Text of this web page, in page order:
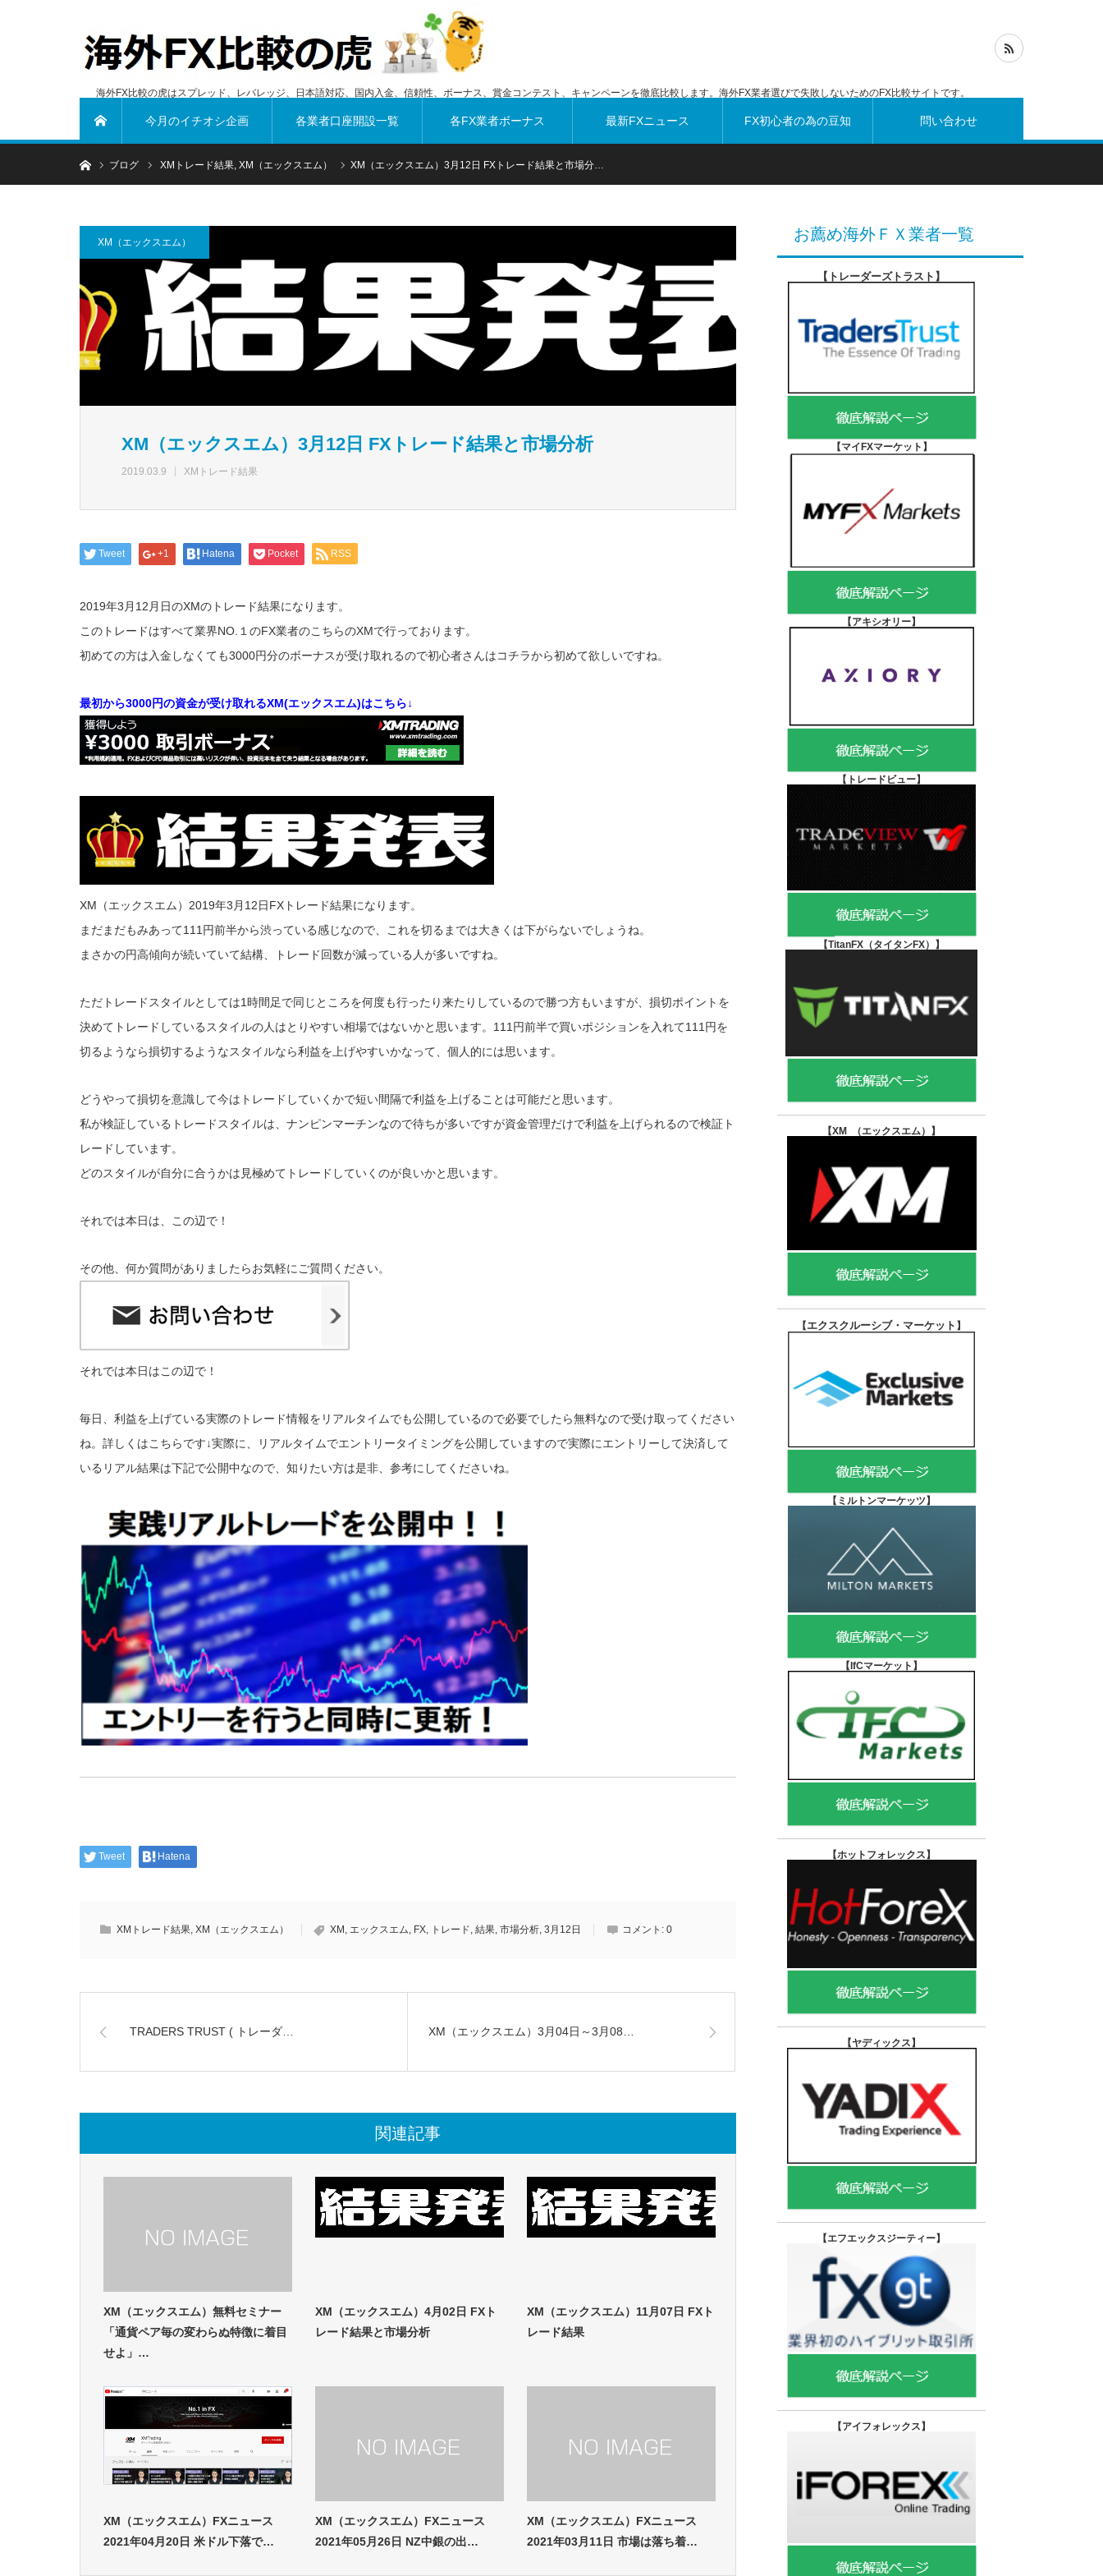
海外FX比較の虎はスプレッド、レバレッジ、日本語対応、国内入金、信頼性、ボーナス、賞金コンテスト、キャンペーンを徹底比較します。海外FX業者選びで失敗しないためのFX比較サイトです。
今月のイチオシ企画 各業者口座開設一覧 各FX業者ボーナス 最新FXニュース FX初心者の為の豆知 問い合わせ
ホームブログ XMトレード結果, XM（エックスエム） XM（エックスエム）3月12日 FXトレード結果と市場分…
XM（エックスエム）
XM（エックスエム）3月12日 FXトレード結果と市場分析
2019.03.9 XMトレード結果
Tweet +1 Hatena Pocket RSS
2019年3月12月日のXMのトレード結果になります。
このトレードはすべて業界NO.１のFX業者のこちらのXMで行っております。
初めての方は入金しなくても3000円分のボーナスが受け取れるので初心者さんはコチラから初めて欲しいですね。
最初から3000円の資金が受け取れるXM(エックスエム)はこちら↓
XM（エックスエム）2019年3月12日FXトレード結果になります。
まだまだもみあって111円前半から渋っている感じなので、これを切るまでは大きくは下がらないでしょうね。
まさかの円高傾向が続いていて結構、トレード回数が減っている人が多いですね。
ただトレードスタイルとしては1時間足で同じところを何度も行ったり来たりしているので勝つ方もいますが、損切ポイントを
決めてトレードしているスタイルの人はとりやすい相場ではないかと思います。111円前半で買いポジションを入れて111円を
切るようなら損切するようなスタイルなら利益を上げやすいかなって、個人的には思います。
どうやって損切を意識して今はトレードしていくかで短い間隔で利益を上げることは可能だと思います。
私が検証しているトレードスタイルは、ナンピンマーチンなので待ちが多いですが資金管理だけで利益を上げられるので検証ト
レードしています。
どのスタイルが自分に合うかは見極めてトレードしていくのが良いかと思います。
それでは本日は、この辺で！
その他、何か質問がありましたらお気軽にご質問ください。
それでは本日はこの辺で！
毎日、利益を上げている実際のトレード情報をリアルタイムでも公開しているので必要でしたら無料なので受け取ってください
ね。詳しくはこちらです↓実際に、リアルタイムでエントリータイミングを公開していますので実際にエントリーして決済して
いるリアル結果は下記で公開中なので、知りたい方は是非、参考にしてくださいね。
Tweet Hatena
XMトレード結果, XM（エックスエム） XM , エックスエム, FX, トレード, 結果, 市場分析, 3月12日 コメント: 0
TRADERS TRUST ( トレーダ… XM（エックスエム）3月04日～3月08…
関連記事
XM（エックスエム）無料セミナー
「通貨ペア毎の変わらぬ特徴に着目
せよ」…
XM（エックスエム）4月02日 FXト
レード結果と市場分析
XM（エックスエム）11月07日 FXト
レード結果
XM（エックスエム）FXニュース
2021年04月20日 米ドル下落で…
XM（エックスエム）FXニュース
2021年05月26日 NZ中銀の出…
XM（エックスエム）FXニュース
2021年03月11日 市場は落ち着…
お薦め海外ＦＸ業者一覧
【トレーダーズトラスト 】
【マイFXマーケット 】
【アキシオリー】
【 トレードビュー】
【TitanFX（タイタンFX） 】
【XM （エックスエム） 】
【エクスクルーシブ・マーケット 】
【 ミルトンマーケッツ】
【IfCマーケット 】
【ホットフォレックス 】
【ヤディックス 】
【エフエックスジーティー】
【アイフォレックス】